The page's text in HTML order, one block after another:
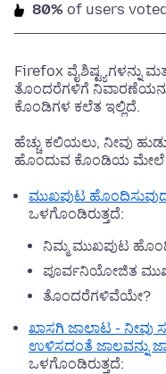
80% of users
Firefox ವೈಶಿಷ್ಟ್ಯಗಳನ್ನು
ತೊಂದರೆಗಳಿಗೆ
ಕೊಂಡಿಗಳ ಕಲೆತ ಇಲ್ಲಿದೆ.
ಹೆಚ್ಚು ಕಲಿಯಲು, ನೀವು
ಹೊಂದುವ ಕೊಂಡಿಯ ಮೇಲೆ
ಮುಖಪುಟ
ಒಳಗೊಂಡಿರುತ್ತದೆ:
ನಿಮ್ಮ ಮುಖಪುಟ
ಪೂರ್ವನಿಯೋಜಿತ
ತೊಂದರೆಗಳಿವೆಯೇ?
ಖಾಸಗಿ ಜಾಲಾಟ - ನೀವು
ಉಳಿಸದಂತೆ ಜಾಲವನ್ನು
ಒಳಗೊಂಡಿರುತ್ತದೆ: